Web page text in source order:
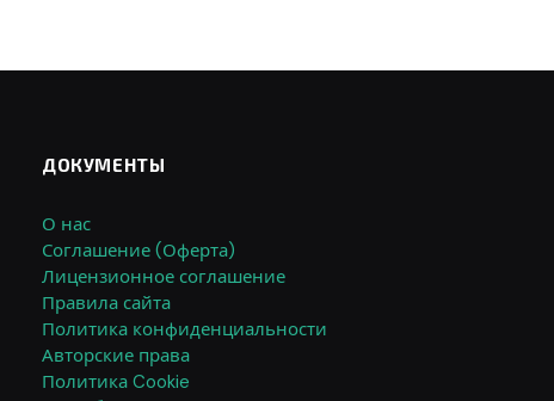
ДОКУМЕНТЫ
О нас
Соглашение (Оферта)
Лицензионное соглашение
Правила сайта
Политика конфиденциальности
Авторские права
Политика Cookie